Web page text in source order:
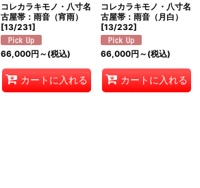
コレカラキモノ・八寸名
古屋帯：雨音（宵雨）
[13/231]
66,000円 ～ (税込)
カートに入れる
コレカラキモノ・八寸名
古屋帯：雨音（月白）
[13/232]
66,000円 ～ (税込)
カートに入れる